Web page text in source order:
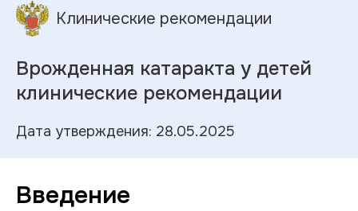
Клинические рекомендации
Врожденная катаракта у детей
клинические рекомендации
Дата утверждения: 28.05.2025
Введение